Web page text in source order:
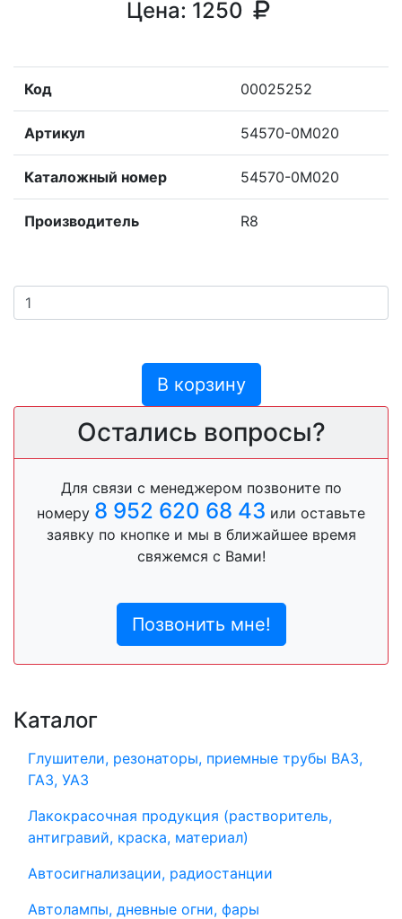
Цена: 1250
Код 00025252
Артикул 54570-0M020
Каталожный номер 54570-0M020
Производитель R8
В корзину
Остались вопросы?
Для связи с менеджером позвоните по
номеру 8 952 620 68 43 или оставьте
заявку по кнопке и мы в ближайшее время
свяжемся с Вами!
Позвонить мне!
Каталог
Глушители, резонаторы, приемные трубы ВАЗ,
ГАЗ, УАЗ
Лакокрасочная продукция (растворитель,
антигравий, краска, материал)
Автосигнализации, радиостанции
Автолампы, дневные огни, фары